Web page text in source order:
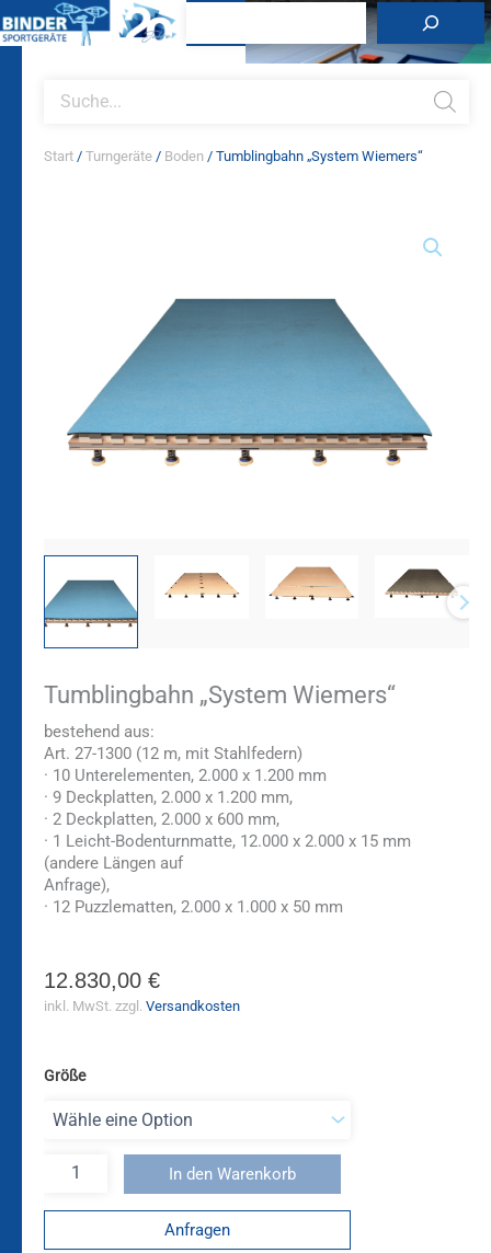
Inhalt
search
Start / Turngeräte / Boden / Tumblingbahn „System Wiemers“
Tumblingbahn „System Wiemers“
bestehend aus:
Art. 27-1300 (12 m, mit Stahlfedern)
· 10 Unterelementen, 2.000 x 1.200 mm
· 9 Deckplatten, 2.000 x 1.200 mm,
· 2 Deckplatten, 2.000 x 600 mm,
· 1 Leicht-Bodenturnmatte, 12.000 x 2.000 x 15 mm
(andere Längen auf
Anfrage),
· 12 Puzzlematten, 2.000 x 1.000 x 50 mm
12.830,00 €
inkl. MwSt. zzgl. Versandkosten
Größe
In den Warenkorb
Anfragen